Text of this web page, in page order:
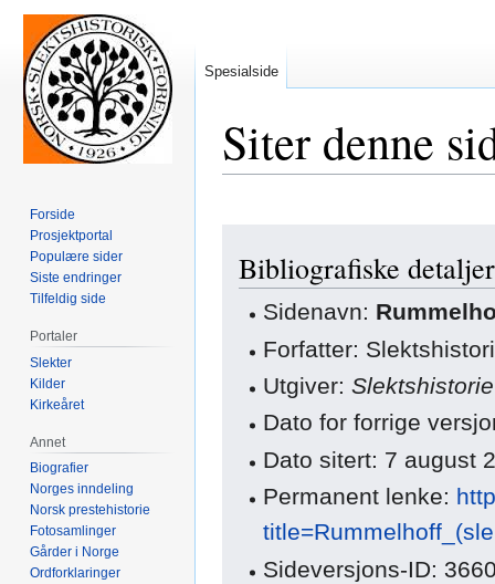
Siter denne
navigering
søkBibliografiske
Sidenavn:
Forfatter:
Utgiver:
Dato for forrige
Dato sitert: 7 august
Permanent lenke:
Sideversjons-ID:
Spesialside
Forside
Prosjektportal
Populære sider
Siste endringer
Tilfeldig side
Portaler
Slekter
Kilder
Kirkeåret
Annet
Biografier
Norges inndeling
Norsk prestehistorie
Fotosamlinger
Gårder i Norge
Ordforklaringer